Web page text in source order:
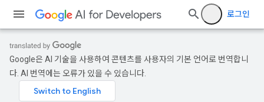
로그인
Google은 AI 기술을 사용하여 콘텐츠를 사용자의 기본 언어로 번역합니
다. AI 번역에는 오류가 있을 수 있습니다.